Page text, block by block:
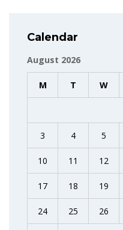
Calendar
August 2026
M T W
3 4 5
10 11 12
17 18 19
24 25 26